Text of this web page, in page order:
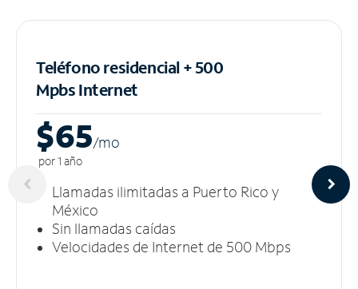
Teléfono residencial + 500
MpbsInternet
$65/mo
por 1 año
Llamadas ilimitadas a Puerto Rico y
México
Sin llamadas caídas
Velocidades de Internet de 500 Mbps